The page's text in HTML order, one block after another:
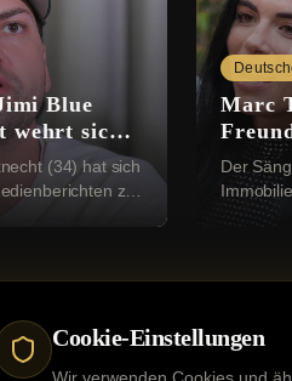
Cookie-Einstellungen
Blue
wehrt sich
Berichte(34) hat sich
zu
Marc
Der